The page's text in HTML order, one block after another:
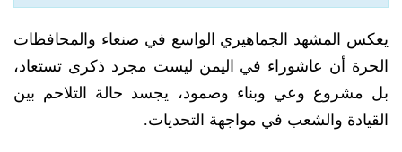
يعكس المشهد الجماهيري الواسع في صنعاء والمحافظات
الحرة أن عاشوراء في اليمن ليست مجرد ذكرى تستعاد،
بل مشروع وعي وبناء وصمود، يجسد حالة التلاحم بين
القيادة والشعب في مواجهة التحديات.